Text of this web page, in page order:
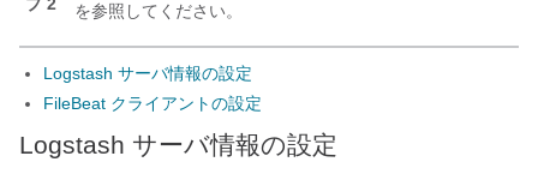
を参照してください。
Logstash サーバ情報の設定
FileBeat クライアントの設定
Logstash サーバ情報の設定